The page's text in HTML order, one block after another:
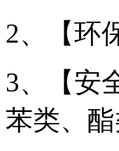
2、【环
3、【安
苯类、